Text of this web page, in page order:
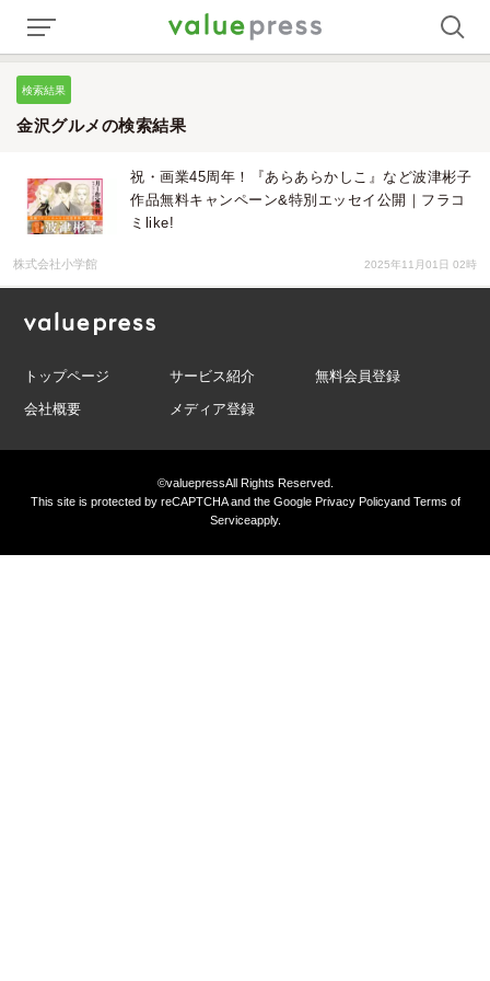
検索結果
金沢グルメの検索結果
祝・画業45周年！『あらあらかしこ』など波津彬子
作品無料キャンペーン&特別エッセイ公開｜フラコ
ミlike!
株式会社小学館 2025年11月01日 02時
トップページ サービス紹介
無料会員登録
会社概要
メディア登録
©valuepressAll Rights Reserved.
This site is protected by reCAPTCHA and the GooglePrivacy Policyand Terms of
Serviceapply.